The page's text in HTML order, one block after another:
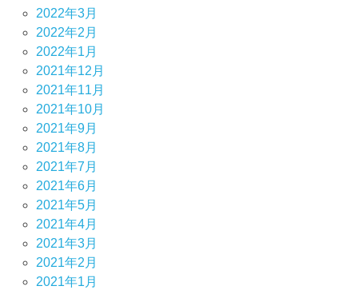
2022年3月
2022年2月
2022年1月
2021年12月
2021年11月
2021年10月
2021年9月
2021年8月
2021年7月
2021年6月
2021年5月
2021年4月
2021年3月
2021年2月
2021年1月